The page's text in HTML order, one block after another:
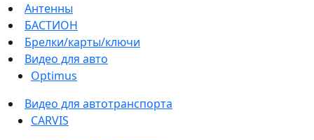
Антенны
БАСТИОН
Брелки/карты/ключи
Видео для авто
Optimus
Видео для автотранспорта
CARVIS